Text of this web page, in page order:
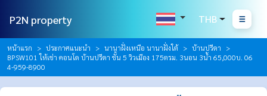
P2N property THB
หน้าแรก ประกาศแนะนำ นานาฝั่งเหนือ นานาฝั่งใต้
บ้านปรีดา
BPSW101 ให้เช่า คอนโด บ้านปรีดา ชั้น 5 วิวเมือง 175ตรม. 3นอน 3น้ำ 65,000บ. 06
4-959-8900